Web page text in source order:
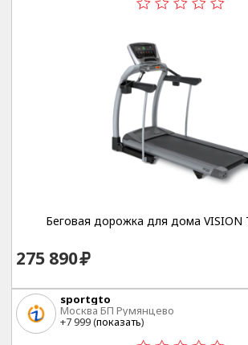
Беговая дорожка для дома VISION
275 890
sportgto
Москва БП Румянцево
+7 999 (показать)